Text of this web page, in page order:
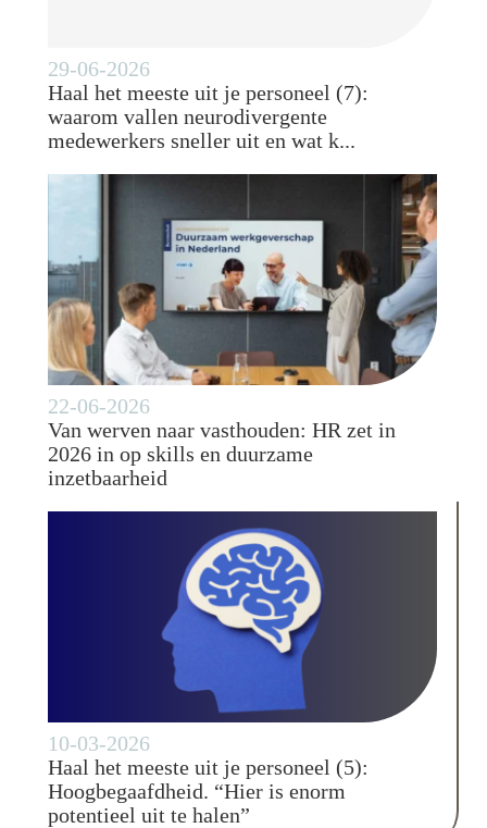
29-06-2026
Haal het meeste uit je personeel (7):
waarom vallen neurodivergente
medewerkers sneller uit en wat k...
22-06-2026
Van werven naar vasthouden: HR zet in
2026 in op skills en duurzame
inzetbaarheid
10-03-2026
Haal het meeste uit je personeel (5):
Hoogbegaafdheid. “Hier is enorm
potentieel uit te halen”